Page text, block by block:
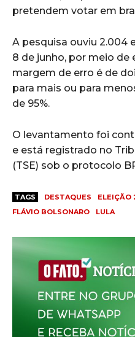
pretendem votar em
A pesquisa ouviu 2.004
8 de junho, por meio de
margem de erro é de
para mais ou para
de 95%.
O levantamento foi
e está registrado no
(TSE) sob o protocolo
TAGS DESTAQUES ELEIÇÃO
FLÁVIO BOLSONARO
LULA